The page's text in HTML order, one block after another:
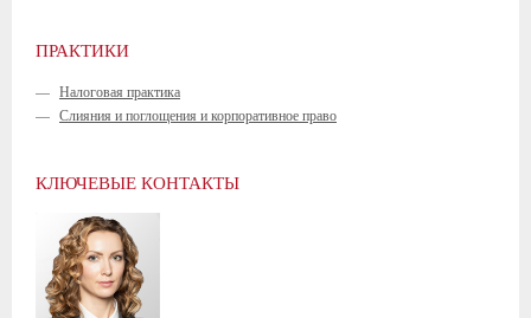
ПРАКТИКИ
— Налоговая практика
— Слияния и поглощения и корпоративное право
КЛЮЧЕВЫЕ КОНТАКТЫ